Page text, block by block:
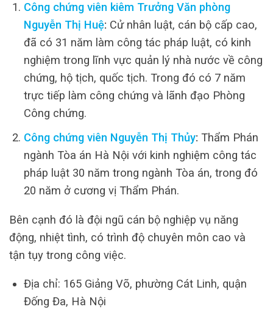
Công chứng viên kiêm Trưởng Văn phòng
Nguyễn Thị Huệ: Cử nhân luật, cán bộ cấp cao,
đã có 31 năm làm công tác pháp luật, có kinh
nghiệm trong lĩnh vực quản lý nhà nước về công
chứng, hộ tịch, quốc tịch. Trong đó có 7 năm
trực tiếp làm công chứng và lãnh đạo Phòng
Công chứng.
Công chứng viên Nguyễn Thị Thủy: Thẩm Phán
ngành Tòa án Hà Nội với kinh nghiệm công tác
pháp luật 30 năm trong ngành Tòa án, trong đó
20 năm ở cương vị Thẩm Phán.
Bên cạnh đó là đội ngũ cán bộ nghiệp vụ năng
động, nhiệt tình, có trình độ chuyên môn cao và
tận tụy trong công việc.
Địa chỉ: 165 Giảng Võ, phường Cát Linh, quận
Đống Đa, Hà Nội